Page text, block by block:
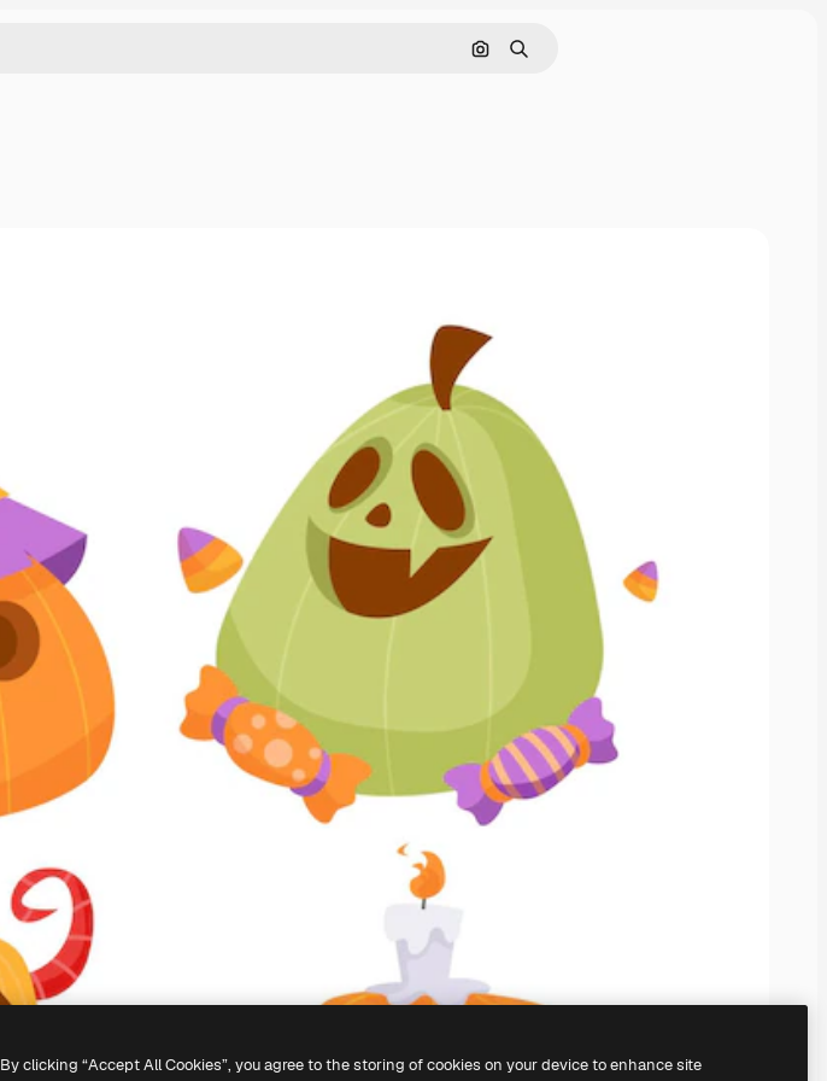
Cerca per immagine
Ricerca
By clicking “Accept All Cookies”, you agree to the storing of cookies on your device to enhance site